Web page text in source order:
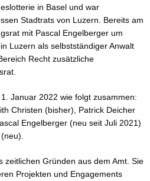
in Basel und war
Stadtrats von Luzern. Bereits am
mit Pascal Engelberger um
Luzern als selbstständiger Anwalt
Recht zusätzliche
Januar 2022 wie folgt zusammen:
Christen (bisher), Patrick Deicher
Engelberger (neu seit Juli 2021)
zeitlichen Gründen aus dem Amt. Sie
Projekten und Engagements